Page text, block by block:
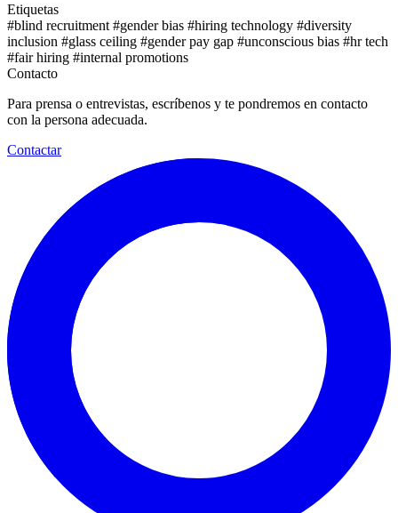
Etiquetas
#blind recruitment #gender bias #hiring technology #diversity
inclusion #glass ceiling #gender pay gap #unconscious bias #hr tech
#fair hiring #internal promotions
Contacto
Para prensa o entrevistas, escríbenos y te pondremos en contacto
con la persona adecuada.
Contactar